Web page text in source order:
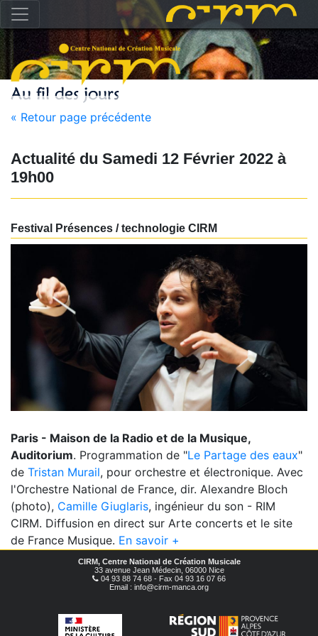
« Retour page précédente
Actualité du Samedi 12 Février 2022 à
19h00
Festival Présences / technologie CIRM
Paris - Maison de la Radio et de la Musique,
Auditorium. Programmation de "Le Partage des eaux"
de Tristan Murail, pour orchestre et électronique. Avec
l'Orchestre National de France, dir. Alexandre Bloch
(photo), Camille Giuglaris, ingénieur du son - RIM
CIRM. Diffusion en direct sur Arte concerts et le site
de France Musique. En savoir +
CIRM, Centre National de Création Musicale
33 avenue Jean Médecin, 06000 Nice
04 93 88 74 68 - Fax 04 93 16 07 66
Email : info@cirm-manca.org